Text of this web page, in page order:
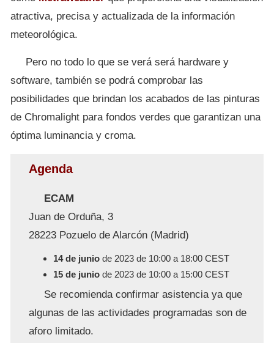
atractiva, precisa y actualizada de la información
meteorológica.
Pero no todo lo que se verá será hardware y
software, también se podrá comprobar las
posibilidades que brindan los acabados de las pinturas
de Chromalight para fondos verdes que garantizan una
óptima luminancia y croma.
Agenda
ECAM
Juan de Orduña, 3
28223 Pozuelo de Alarcón (Madrid)
14 de junio de 2023 de 10:00 a 18:00 CEST
15 de junio de 2023 de 10:00 a 15:00 CEST
Se recomienda confirmar asistencia ya que
algunas de las actividades programadas son de
aforo limitado.